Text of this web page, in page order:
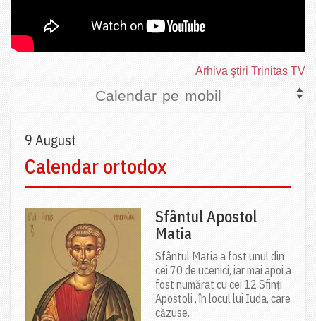
Arhiva ştiri Trinitas TV
Calendar pe mobil
9 August
Calendar ortodox
Sfântul Apostol
Matia
Sfântul Matia a fost unul din
cei 70 de ucenici, iar mai apoi a
fost numărat cu cei 12 Sfinți
Apostoli , în locul lui Iuda, care
căzuse.